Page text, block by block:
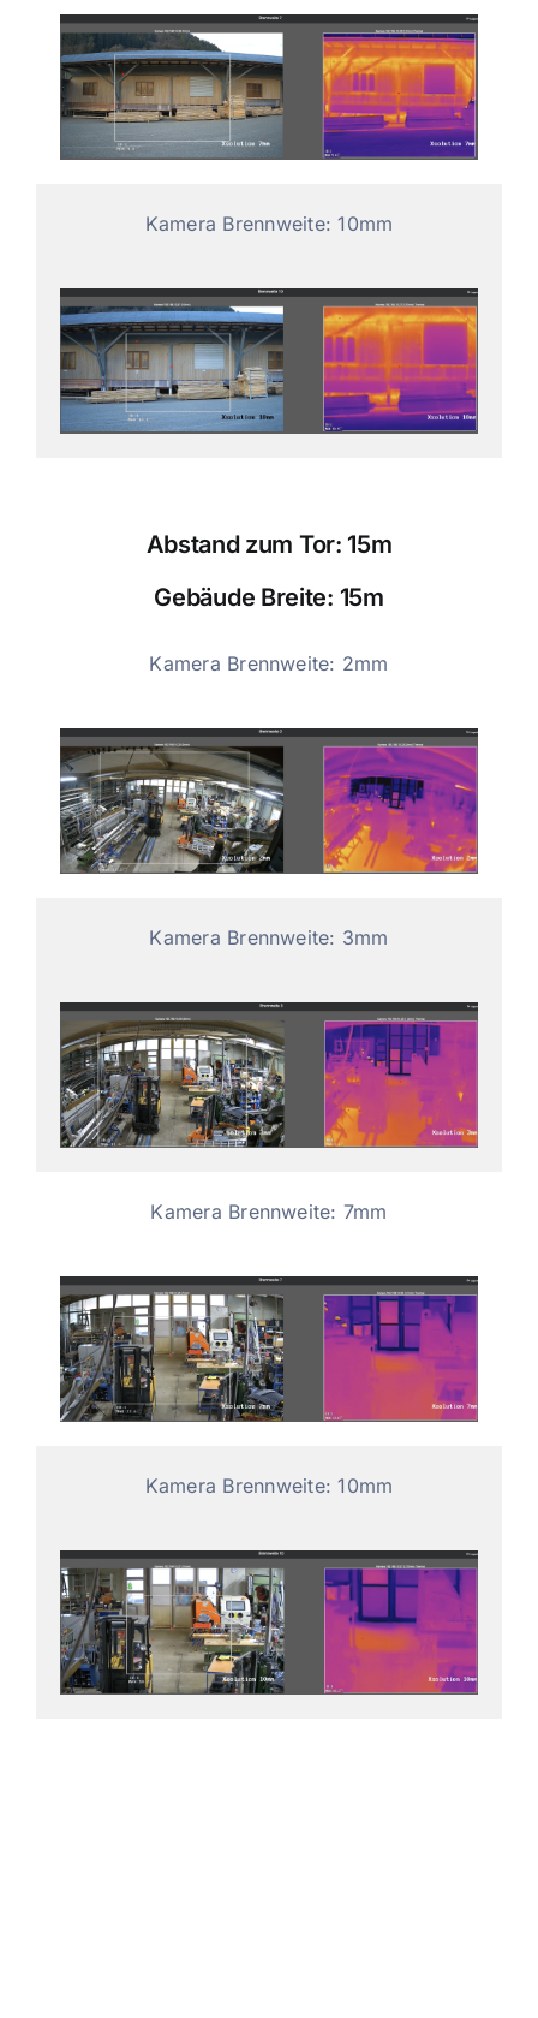
Kamera Brennweite: 10mm
Abstand zum Tor: 15m
Gebäude Breite: 15m
Kamera Brennweite: 2mm
Kamera Brennweite: 3mm
Kamera Brennweite: 7mm
Kamera Brennweite: 10mm